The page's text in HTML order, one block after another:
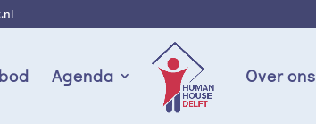
Agenda Over ons